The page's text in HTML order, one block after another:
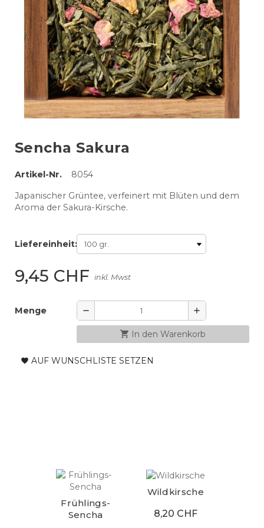
Sencha Sakura
Artikel-Nr.
8054
Japanischer Grüntee, verfeinert mit Blüten und dem
Aroma der Sakura-Kirsche.
Liefereinheit:
9,45 CHF inkl. Mwst
Menge remove add
shopping_cart In den Warenkorb
favorite AUF WUNSCHLISTE SETZEN
Frühlings-
Sencha
Wildkirsche
8,20 CHF